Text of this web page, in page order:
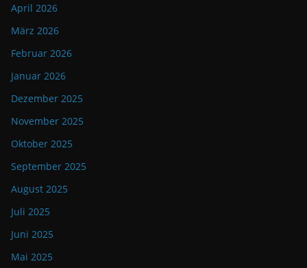
April 2026
März 2026
Februar 2026
Januar 2026
Dezember 2025
November 2025
Oktober 2025
September 2025
August 2025
Juli 2025
Juni 2025
Mai 2025